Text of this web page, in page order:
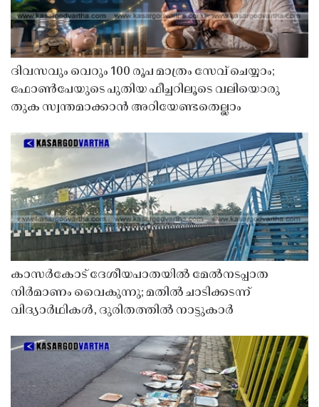
ദിവസവും വെറും 100 രൂപ മാത്രം സേവ് ചെയ്യാം;
ഫോൺപേയുടെ പുതിയ ഫീച്ചറിലൂടെ വലിയൊരു
തുക സ്വന്തമാക്കാൻ അറിയേണ്ടതെല്ലാം
കാസർകോട് ദേശീയപാതയിൽ മേൽനടപ്പാത
നിർമാണം വൈകുന്നു; മതിൽ ചാടിക്കടന്ന്
വിദ്യാർഥികൾ, ദുരിതത്തിൽ നാട്ടുകാർ